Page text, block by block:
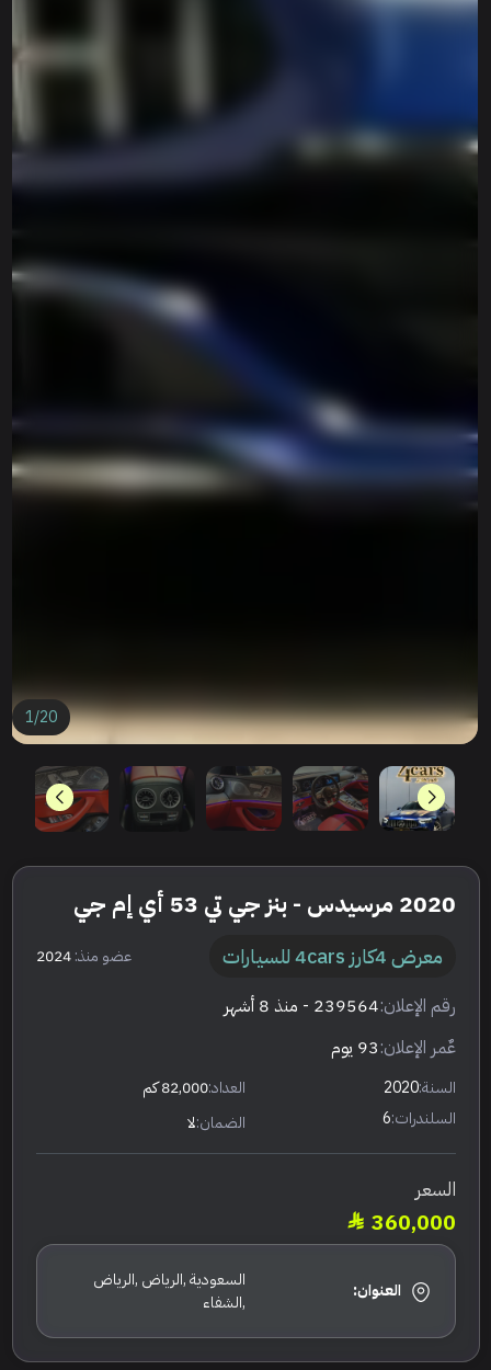
1/20
2020 مرسيدس - بنز جي تي 53 أي إم جي
معرض 4كارز 4cars للسيارات عضو منذ:2024
رقم الإعلان:239564 - منذ 8 أشهر
عٌمر الإعلان:93 يوم
السنة:2020 العداد:82,000 كم
السلندرات:6 الضمان:لا
السعر
360,000
العنوان:
السعودية ,الرياض ,الرياض
,الشفاء